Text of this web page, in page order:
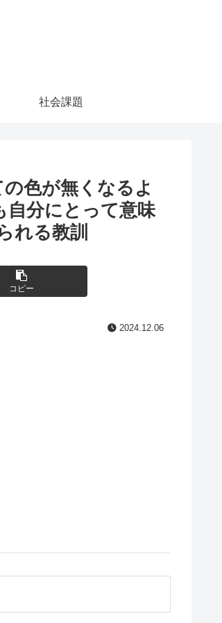
社会課題
色が無くなるよ
自分にとって意味
れる教訓
コピー
2024.12.06